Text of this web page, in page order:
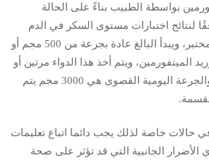
بواسطة الطبيب بناءً على الحالة
لنتائج اختبارات مستوى السكر في الدم
التي يتم قياسها في المختبر، ويبدأ البالغ عادة بجرعة من 500 مجم أو
الميتفورمين، ويتم أخذ هذا الدواء مرتين أو
ثلاث مرات في اليوم، والجرعة اليومية القصوى هي 3000 مجم يتم
حالات خاصة لذلك يجب دائما اتباع تعليمات
الأضرار الجانبية التي قد تؤثر على صحة